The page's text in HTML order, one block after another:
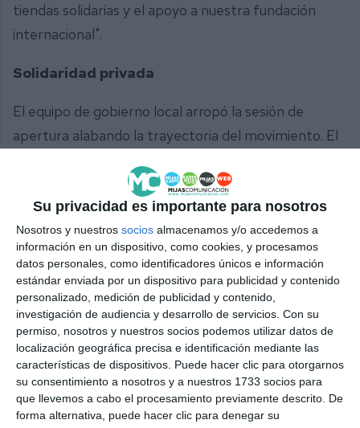
Su privacidad es importante para nosotros
Nosotros y nuestros socios almacenamos y/o accedemos a
información en un dispositivo, como cookies, y procesamos
datos personales, como identificadores únicos e información
estándar enviada por un dispositivo para publicidad y contenido
personalizado, medición de publicidad y contenido,
investigación de audiencia y desarrollo de servicios. Con su
permiso, nosotros y nuestros socios podemos utilizar datos de
localización geográfica precisa e identificación mediante las
características de dispositivos. Puede hacer clic para otorgarnos
su consentimiento a nosotros y a nuestros 1733 socios para
que llevemos a cabo el procesamiento previamente descrito. De
forma alternativa, puede hacer clic para denegar su
tiendas solidarias y el apoyo a nuestra fundación
internacional".
Solidaridad privada
El equipo de gobierno local arropó la sesión de
apertura alabando la trayectoria del movimiento. El
durante su intervención el valor de la cooperación
público-privada como un engranaje indispensable
para la sociedad. "En nombre del Ayuntamiento les
he querido dar la bienvenida y explicarles que, por
mucho que haga la administración, nunca vamos a
llegar a todas partes y que es bueno que haya
asociaciones privadas que a iniciativa propia
complementen esta solidaridad oficial, porque ellos
llegan a todos los rincones y llegan mucho más
rápidos que la Administración", reconoció Bravo.